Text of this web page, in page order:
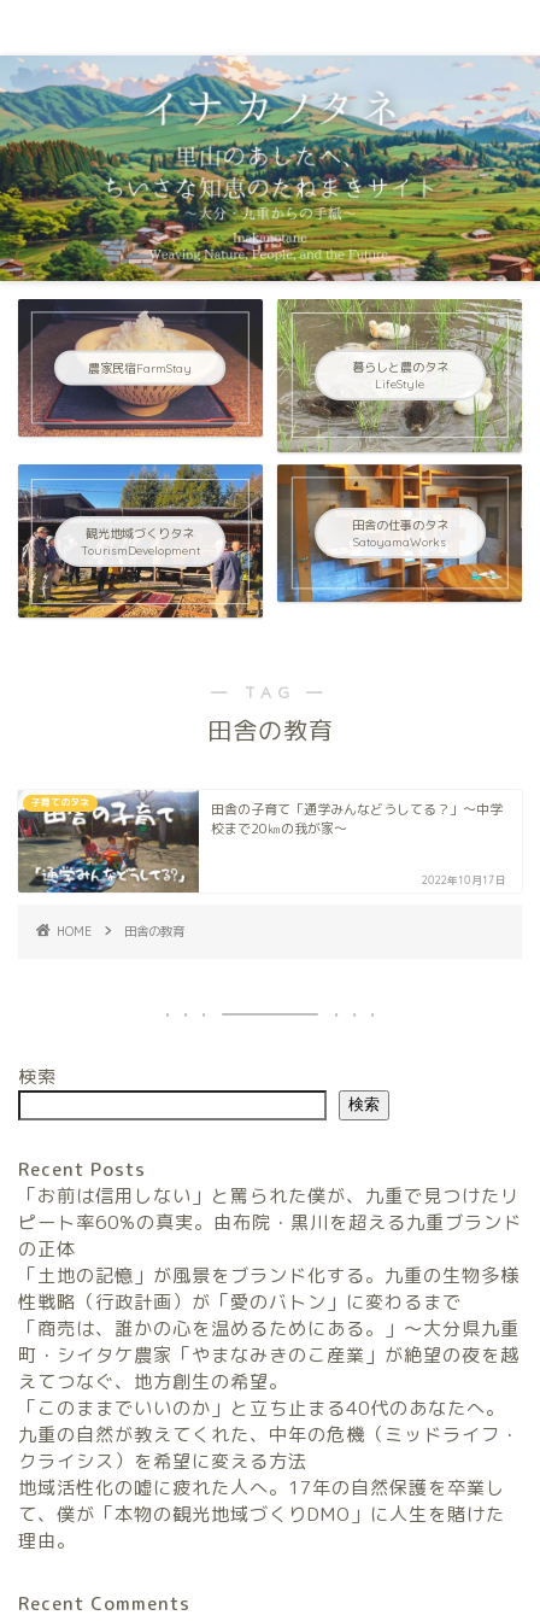
農家民宿FarmStay
暮らしと農のタネ
LifeStyle
観光地域づくりタネ
TourismDevelopment
田舎の仕事のタネ
SatoyamaWorks
― TAG ―
田舎の教育
子育てのタネ
田舎の子育て「通学みんなどうしてる？」～中学
校まで20㎞の我が家～
2022年10月17日
HOME 田舎の教育
検索
検索
Recent Posts
「お前は信用しない」と罵られた僕が、九重で見つけたリ
ピート率60%の真実。由布院・黒川を超える九重ブランド
の正体
「土地の記憶」が風景をブランド化する。九重の生物多様
性戦略（行政計画）が「愛のバトン」に変わるまで
「商売は、誰かの心を温めるためにある。」〜大分県九重
町・シイタケ農家「やまなみきのこ産業」が絶望の夜を越
えてつなぐ、地方創生の希望。
「このままでいいのか」と立ち止まる40代のあなたへ。
九重の自然が教えてくれた、中年の危機（ミッドライフ・
クライシス）を希望に変える方法
地域活性化の嘘に疲れた人へ。17年の自然保護を卒業し
て、僕が「本物の観光地域づくりDMO」に人生を賭けた
理由。
Recent Comments
農家民宿FarmStay
暮らしと農のタネLifeStyle
観光地域づくりタネ
TourismDevelopment
田舎の仕事のタネ